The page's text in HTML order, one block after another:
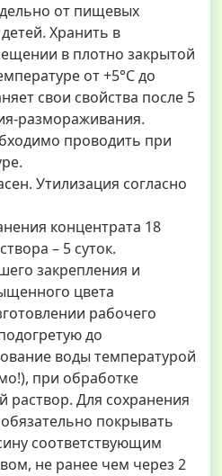
от пищевых
Хранить в
в плотно закрытой
от +5°С до
свои свойства после 5
размораживания.
проводить при
Утилизация согласно
концентрата 18
– 5 суток.
закрепления и
цвета
рабочего
до
воды температурой
при обработке
раствор. Для сохранения
покрывать
соответствующим
не ранее чем через 2